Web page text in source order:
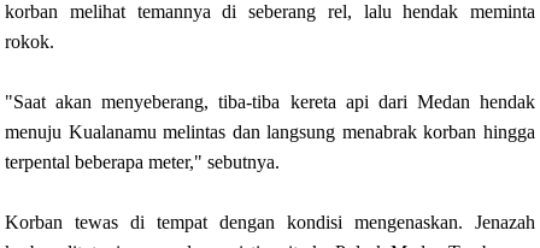
korban melihat temannya di seberang rel, lalu hendak meminta
rokok.
"Saat akan menyeberang, tiba-tiba kereta api dari Medan hendak
menuju Kualanamu melintas dan langsung menabrak korban hingga
terpental beberapa meter," sebutnya.
Korban tewas di tempat dengan kondisi mengenaskan. Jenazah